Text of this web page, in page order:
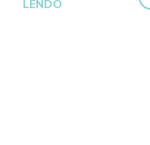
LENDO